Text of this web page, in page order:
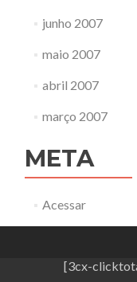
junho 2007
maio 2007
abril 2007
março 2007
META
Acessar
[3cx-